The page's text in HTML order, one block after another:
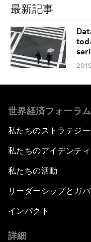
最新記事
世界経済フォーラ
私たちのストラテジー
私たちのアイデンティ
私たちの活動
リーダーシップとガ
インパクト
詳細